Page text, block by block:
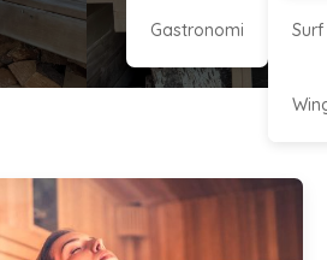
Surf
Gastronomi